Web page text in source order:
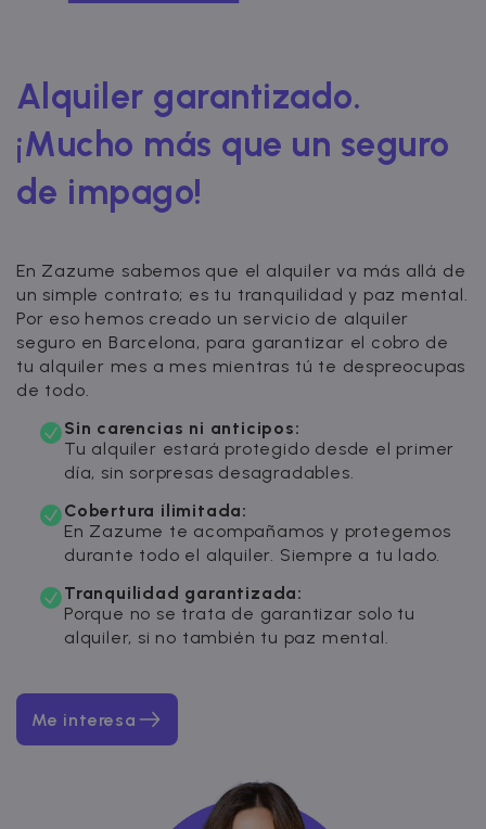
Alquiler garantizado.
¡Mucho más que un seguro
de impago!
En Zazume sabemos que el alquiler va más allá de
un simple contrato; es tu tranquilidad y paz mental.
Por eso hemos creado un servicio de alquiler
seguro en Barcelona, para garantizar el cobro de
tu alquiler mes a mes mientras tú te despreocupas
de todo.
Sin carencias ni anticipos:
Tu alquiler estará protegido desde el primer
día, sin sorpresas desagradables.
Cobertura ilimitada:
En Zazume te acompañamos y protegemos
durante todo el alquiler. Siempre a tu lado.
Tranquilidad garantizada:
Porque no se trata de garantizar solo tu
alquiler, si no también tu paz mental.
Me interesa